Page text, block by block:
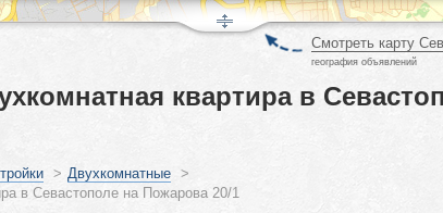
Смотреть карту
география объявлений
квартира в
> Двухкомнатные >
в Севастополе на Пожарова 20/1